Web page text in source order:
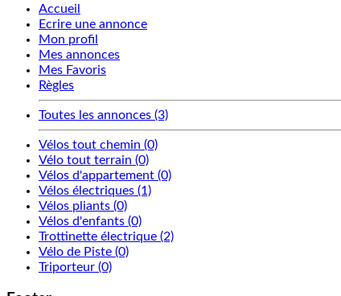
Accueil
Ecrire une annonce
Mon profil
Mes annonces
Mes Favoris
Règles
Toutes les annonces (3)
Vélos tout chemin (0)
Vélo tout terrain (0)
Vélos d'appartement (0)
Vélos électriques (1)
Vélos pliants (0)
Vélos d'enfants (0)
Trottinette électrique (2)
Vélo de Piste (0)
Triporteur (0)